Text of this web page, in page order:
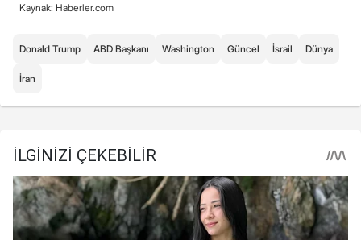
Kaynak: Haberler.com
Donald Trump ABD Başkanı Washington Güncel İsrail Dünya
İran